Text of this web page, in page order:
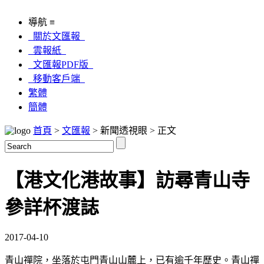
導航 ≡
關於文匯報
雲報紙
文匯報PDF版
移動客戶端
繁體
簡體
首頁 > 文匯報 > 新聞透視眼 > 正文
【港文化港故事】訪尋青山寺
參詳杯渡誌
2017-04-10
青山禪院，坐落於屯門青山山麓上，已有逾千年歷史。青山禪